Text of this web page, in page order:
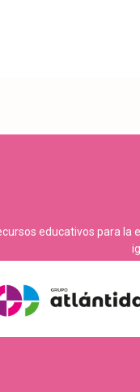
educativos para la